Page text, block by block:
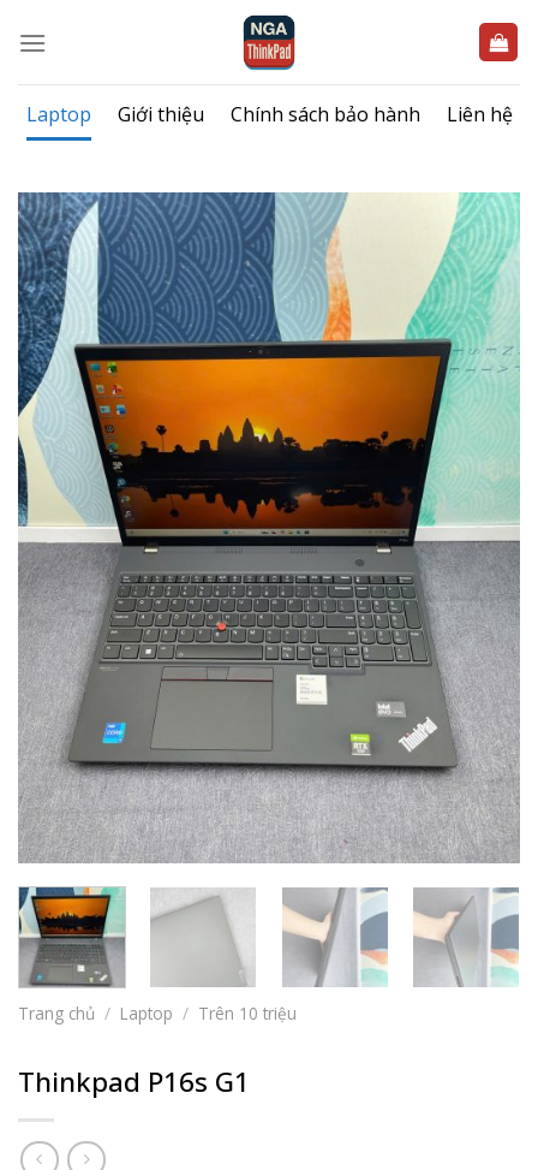
qua
dungLaptop Giới thiệu Chính sách bảo hành Liên hệ
Trang chủ / Laptop / Trên 10 triệu
Thinkpad P16s G1